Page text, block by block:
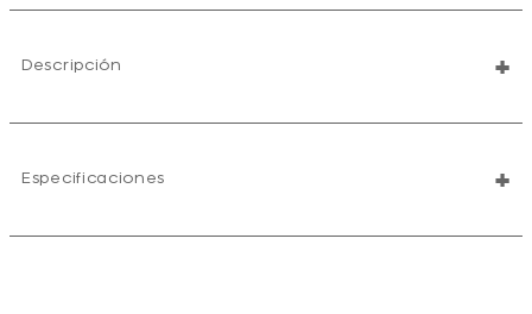
Descripción +
Especificaciones +